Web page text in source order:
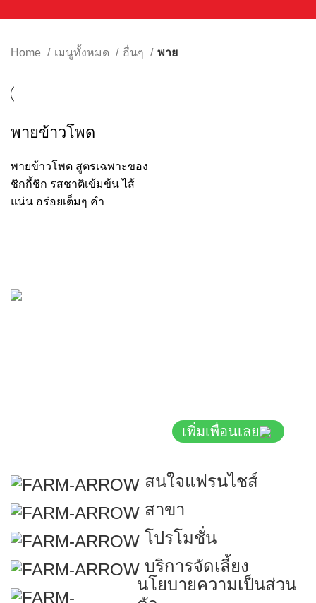
Home เมนูทั้งหมด อื่นๆ พาย
พายข้าวโพด
พายข้าวโพด สูตรเฉพาะของ
ชิกกี้ชิก รสชาติเข้มข้น ไส้
แน่น อร่อยเต็มๆ คำ
เพิ่มเพื่อนเลย
สนใจแฟรนไชส์
สาขา
โปรโมชั่น
บริการจัดเลี้ยง
นโยบายความเป็นส่วน